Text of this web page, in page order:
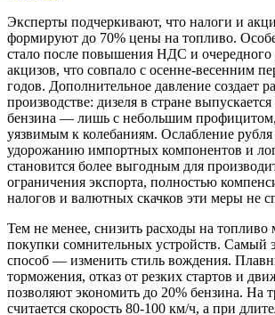
Эксперты подчеркивают, что налоги и
формируют до 70% цены на топливо.
стало после повышения НДС и очередного
акцизов, что совпало с осенне-весенним
годов. Дополнительное давление создает
производстве: дизеля в стране
бензина — лишь с небольшим профицитом,
уязвимым к колебаниям. Ослабление
удорожанию импортных компонентов и
становится более выгодным для
ограничения экспорта, полностью
налогов и валютных скачков эти меры не
Тем не менее, снизить расходы на топливо
покупки сомнительных устройств. Самый
способ — изменить стиль вождения.
торможения, отказ от резких стартов и
позволяют экономить до 20% бензина. На
считается скорость 80-100 км/ч, а при